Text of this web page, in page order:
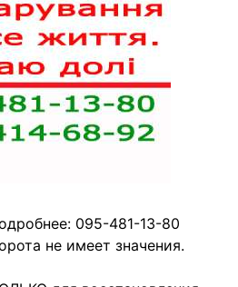
095-481-13-80
не имеет значения.